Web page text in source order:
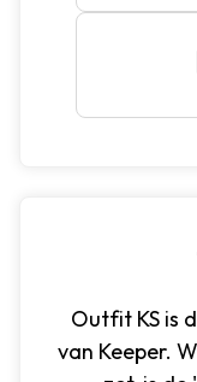
Outfit KS is
van Keeper.